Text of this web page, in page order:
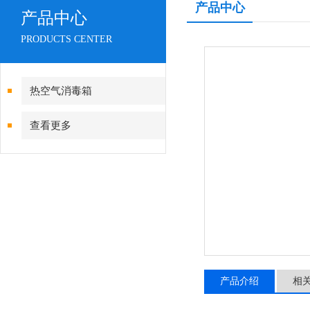
产品中心
PRODUCTS CENTER
热空气消毒箱
查看更多
产品中心
产品介绍 相